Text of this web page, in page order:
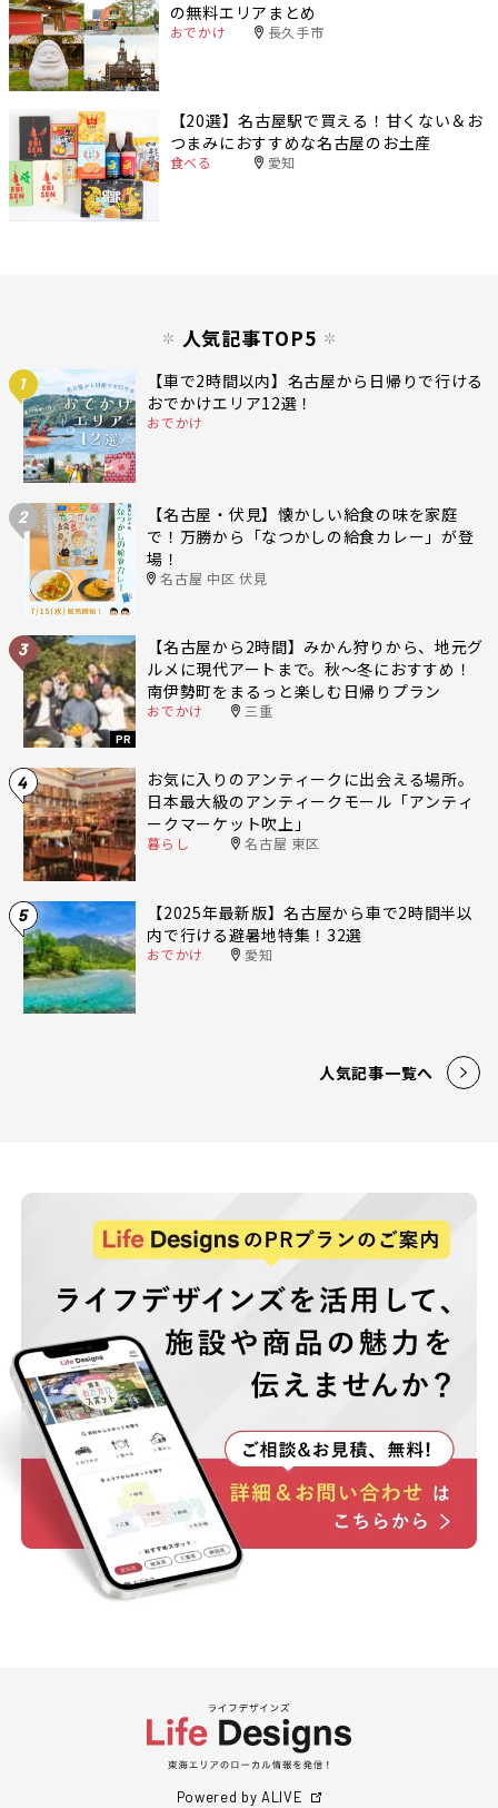
の無料エリアまとめ
おでかけ 長久手市
【20選】名古屋駅で買える！甘くない＆お
つまみにおすすめな名古屋のお土産
食べる 愛知
人気記事TOP5
1
【車で2時間以内】名古屋から日帰りで行ける
おでかけエリア12選！
おでかけ
2
【名古屋・伏見】懐かしい給食の味を家庭
で！万勝から「なつかしの給食カレー」が登
場！
名古屋 中区 伏見
3
PR
【名古屋から2時間】みかん狩りから、地元グ
ルメに現代アートまで。秋〜冬におすすめ！
南伊勢町をまるっと楽しむ日帰りプラン
おでかけ 三重
4
お気に入りのアンティークに出会える場所。
日本最大級のアンティークモール「アンティ
ークマーケット吹上」
暮らし 名古屋 東区
5
【2025年最新版】名古屋から車で2時間半以
内で行ける避暑地特集！32選
おでかけ 愛知
人気記事一覧へ
Powered by ALIVE